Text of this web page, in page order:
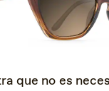
que no es